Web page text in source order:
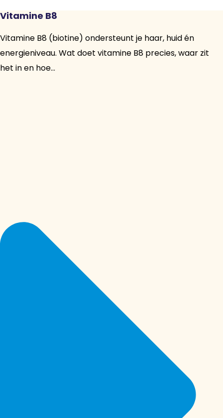
Vitamine B8
Vitamine B8 (biotine) ondersteunt je haar, huid én
energieniveau. Wat doet vitamine B8 precies, waar zit
het in en hoe...